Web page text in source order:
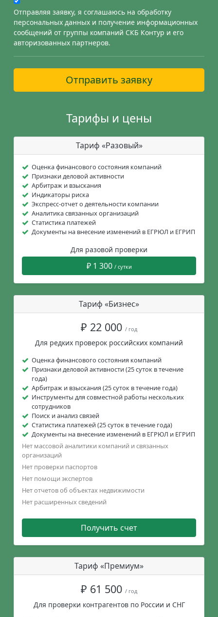
Отправляя заявку, я соглашаюсь на обработку
персональных данных и получение информационных
сообщений от группы компаний СКБ Контур и его
авторизованных партнеров.
Отправить заявку
Тарифы и цены
Тариф «Разовый»
Оценка финансового состояния компаний
Признаки деловой активности
Арбитраж и взыскания
Индикаторы риска
Экспресс-отчет о деятельности компании
Аналитика связанных организаций
Статистика платежей
Документы на внесение изменений в ЕГРЮЛ и ЕГРИП
Для разовой проверки
₽ 1 300 / сутки
Тариф «Бизнес»
₽ 22 000 / год
Для редких проверок российских компаний
Оценка финансового состояния компаний
Признаки деловой активности (25 суток в течение
года)
Арбитраж и взыскания (25 суток в течение года)
Инструменты для совместной работы нескольких
сотрудников
Поиск и анализ связей
Статистика платежей (25 суток в течение года)
Документы на внесение изменений в ЕГРЮЛ и ЕГРИП
Нет массовой аналитики компаний и связанных
организаций
Нет проверки паспортов
Нет помощи экспертов
Нет отчетов об объектах недвижимости
Нет расширенных сведений
Получить счет
Тариф «Премиум»
₽ 61 500 / год
Для проверки контрагентов по России и СНГ